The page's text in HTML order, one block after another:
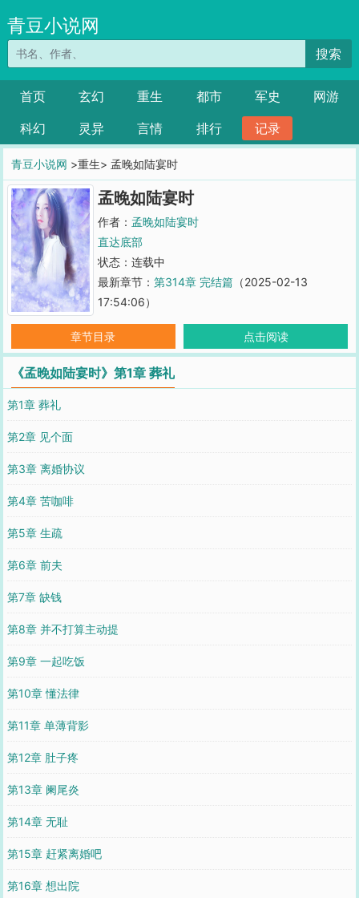
青豆小说网
搜索
首页 玄幻 重生 都市 军史
网游
科幻
灵异 言情 排行 记录
青豆小说网 >重生> 孟晚如陆宴时
孟晚如陆宴时
作者： 孟晚如陆宴时
直达底部
状态：连载中
最新章节： 第314章 完结篇（2025-02-13
17:54:06）
章节目录 点击阅读
《孟晚如陆宴时》第1章 葬礼
第1章 葬礼
第2章 见个面
第3章 离婚协议
第4章 苦咖啡
第5章 生疏
第6章 前夫
第7章 缺钱
第8章 并不打算主动提
第9章 一起吃饭
第10章 懂法律
第11章 单薄背影
第12章 肚子疼
第13章 阑尾炎
第14章 无耻
第15章 赶紧离婚吧
第16章 想出院